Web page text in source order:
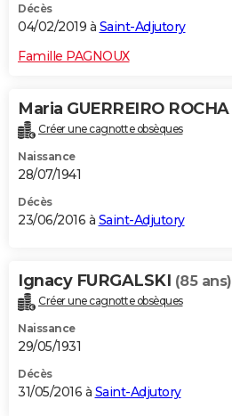
Décès
04/02/2019 à Saint-Adjutory
Famille PAGNOUX
Maria GUERREIRO ROCHA
Créer une cagnotte obsèques
Naissance
28/07/1941
Décès
23/06/2016 à Saint-Adjutory
Ignacy FURGALSKI (85 ans)
Créer une cagnotte obsèques
Naissance
29/05/1931
Décès
31/05/2016 à Saint-Adjutory